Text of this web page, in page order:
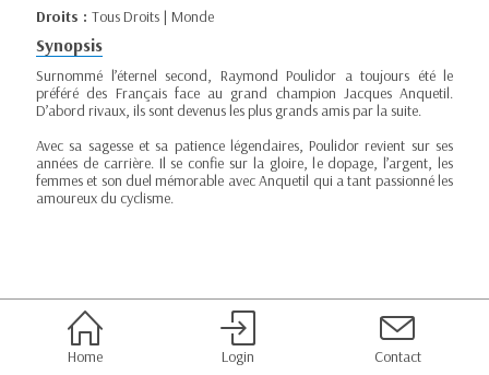
Droits : Tous Droits | Monde
Synopsis
Surnommé l’éternel second, Raymond Poulidor a toujours été le
préféré des Français face au grand champion Jacques Anquetil.
D’abord rivaux, ils sont devenus les plus grands amis par la suite.
Avec sa sagesse et sa patience légendaires, Poulidor revient sur ses
années de carrière. Il se confie sur la gloire, le dopage, l’argent, les
femmes et son duel mémorable avec Anquetil qui a tant passionné les
amoureux du cyclisme.
Home Login Contact